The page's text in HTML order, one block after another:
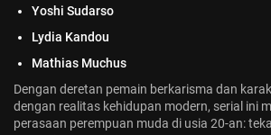
Yoshi Sudarso
Lydia Kandou
Mathias Muchus
Dengan deretan pemain berkarisma dan
dengan realitas kehidupan modern, serial ini
perasaan perempuan muda di usia 20-an: